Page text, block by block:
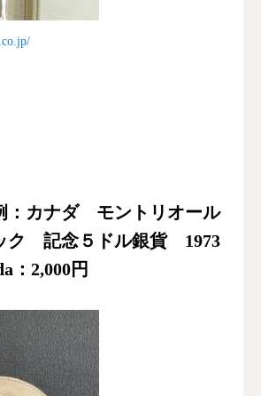
：カナダ モントリオール
ク 記念５ドル銀貨 1973
：2,000円